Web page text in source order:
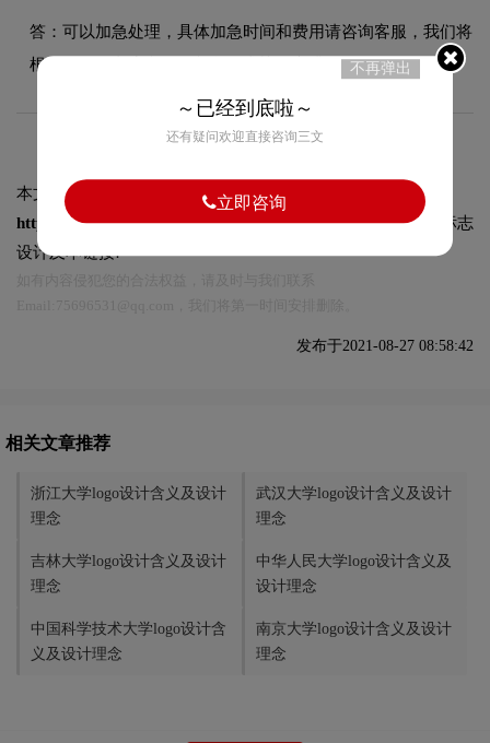
答：可以加急处理，具体加急时间和费用请咨询客服，我们将
根据项目复杂度和您的紧急需求协调安排。
本文标题和链接
上海交通大学logo设计含义及设计理念:
https://logo9.net/works/5436.html转载时请注明出处为诗宸标志
设计及本链接!
发布于2021-08-27 08:58:42
相关文章推荐
浙江大学logo设计含义及设计
理念
武汉大学logo设计含义及设计
理念
吉林大学logo设计含义及设计
理念
中华人民大学logo设计含义及
设计理念
中国科学技术大学logo设计含
义及设计理念
南京大学logo设计含义及设计
理念
不再弹出
～已经到底啦～
还有疑问欢迎直接咨询三文
立即咨询